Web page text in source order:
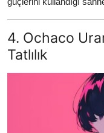
4. Ochaco
Tatlılık